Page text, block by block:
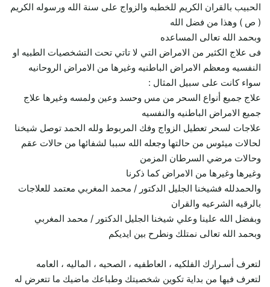
الحبيب بالقران الكريم للخطبه والزواج على سنة الله ورسوله الكريم
( ص ) وهذا من فضل الله
وبحمد الله تعالى المساعده
فى علاج الكثير من الامراض التي لا تاتي تحت التشخصيات الطبيه او
النفسيه ومعظم الامراض الباطنيه وغيرها من الامراض الروحانيه
سواء كانت على سبيل المثال :
علاج جميع أنواع السحر من مس وحسد وعين ولمسه وغيرها علاج
جميع الامراض الباطنيه والنفسيه
علاجات لسحر تعطيل الزواج وفك المربوط ولله الحمد توصل شيخنا
لحالات ميئوس من حالتها وجعله الله سببا لشفائها من حالات عقم
وحالات مرضي السرطان المزمن
وغيرها وغيرها من الامراض كما ذكرنا
والحمدلله فشيخنا الجليل الدكتور / محمد المغربي معتمد للعلاجات
بالرقيه الشرعيه والقران
وبفضل الله علينا وعلي شيخنا الجليل الدكتور / محمد المغربي
وبحمد الله تعالى نمتلك ونطرح بين ايديكم
لتعرف أسـرارك الفلكيه ، العاطفيه ، الصحيه ، الماليه ، العامه
لتعرف فيها من بداية تكوين شخصيتك وطباعك ماضيك ما تتعرض له